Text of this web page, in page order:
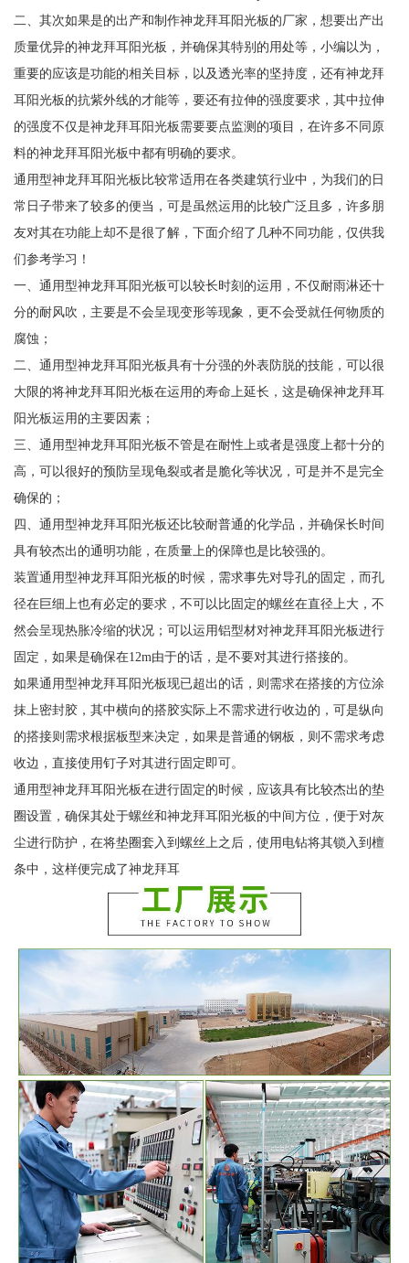
二、其次如果是的出产和制作神龙拜耳阳光板的厂家，想要出产出
质量优异的神龙拜耳阳光板，并确保其特别的用处等，小编以为，
重要的应该是功能的相关目标，以及透光率的坚持度，还有神龙拜
耳阳光板的抗紫外线的才能等，要还有拉伸的强度要求，其中拉伸
的强度不仅是神龙拜耳阳光板需要要点监测的项目，在许多不同原
料的神龙拜耳阳光板中都有明确的要求。
通用型神龙拜耳阳光板比较常适用在各类建筑行业中，为我们的日
常日子带来了较多的便当，可是虽然运用的比较广泛且多，许多朋
友对其在功能上却不是很了解，下面介绍了几种不同功能，仅供我
们参考学习！
一、通用型神龙拜耳阳光板可以较长时刻的运用，不仅耐雨淋还十
分的耐风吹，主要是不会呈现变形等现象，更不会受就任何物质的
腐蚀；
二、通用型神龙拜耳阳光板具有十分强的外表防脱的技能，可以很
大限的将神龙拜耳阳光板在运用的寿命上延长，这是确保神龙拜耳
阳光板运用的主要因素；
三、通用型神龙拜耳阳光板不管是在耐性上或者是强度上都十分的
高，可以很好的预防呈现龟裂或者是脆化等状况，可是并不是完全
确保的；
四、通用型神龙拜耳阳光板还比较耐普通的化学品，并确保长时间
具有较杰出的通明功能，在质量上的保障也是比较强的。
装置通用型神龙拜耳阳光板的时候，需求事先对导孔的固定，而孔
径在巨细上也有必定的要求，不可以比固定的螺丝在直径上大，不
然会呈现热胀冷缩的状况；可以运用铝型材对神龙拜耳阳光板进行
固定，如果是确保在12m由于的话，是不要对其进行搭接的。
如果通用型神龙拜耳阳光板现已超出的话，则需求在搭接的方位涂
抹上密封胶，其中横向的搭胶实际上不需求进行收边的，可是纵向
的搭接则需求根据板型来决定，如果是普通的钢板，则不需求考虑
收边，直接使用钉子对其进行固定即可。
通用型神龙拜耳阳光板在进行固定的时候，应该具有比较杰出的垫
圈设置，确保其处于螺丝和神龙拜耳阳光板的中间方位，便于对灰
尘进行防护，在将垫圈套入到螺丝上之后，使用电钻将其锁入到檀
条中，这样便完成了神龙拜耳